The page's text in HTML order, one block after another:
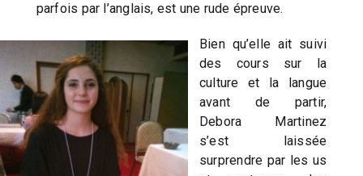
parfois par l’anglais, est une rude épreuve.
Bien qu’elle ait suivi
des cours sur la
culture et la langue
avant de partir,
Debora Martinez
s’est laissée
surprendre par les us